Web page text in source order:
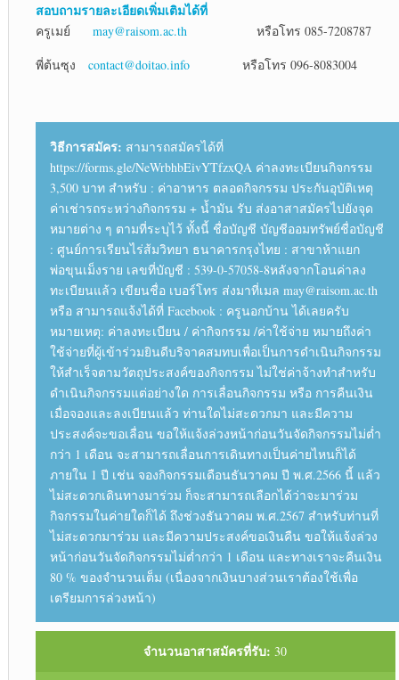
สอบถามรายละเอียดเพิ่มเติมได้ที่
ครูเมย์ may@raisom.ac.thหรือโทร 085-7208787
พี่ต้นซุง contact@doitao.infoหรือโทร 096-8083004
วิธีการสมัคร: สามารถสมัครได้ที่
https://forms.gle/NeWrbhbEivYTfzxQA ค่าลงทะเบียนกิจกรรม
3,500 บาท สำหรับ : ค่าอาหาร ตลอดกิจกรรม ประกันอุบัติเหตุ
ค่าเช่ารถระหว่างกิจกรรม + น้ำมัน รับ ส่งอาสาสมัครไปยังจุด
หมายต่าง ๆ ตามที่ระบุไว้ ทั้งนี้ ชื่อบัญชี บัญชีออมทรัพย์ชื่อบัญชี
: ศูนย์การเรียนไร่ส้มวิทยา ธนาคารกรุงไทย : สาขาห้าแยก
พ่อขุนเม็งราย เลขที่บัญชี : 539-0-57058-8หลังจากโอนค่าลง
ทะเบียนแล้ว เขียนชื่อ เบอร์โทร ส่งมาที่เมล may@raisom.ac.th
หรือ สามารถแจ้งได้ที่ Facebook : ครูนอกบ้าน ได้เลยครับ
หมายเหตุ: ค่าลงทะเบียน / ค่ากิจกรรม /ค่าใช้จ่าย หมายถึงค่า
ใช้จ่ายที่ผู้เข้าร่วมยินดีบริจาคสมทบเพื่อเป็นการดำเนินกิจกรรม
ให้สำเร็จตามวัตถุประสงค์ของกิจกรรม ไม่ใช่ค่าจ้างทำสำหรับ
ดำเนินกิจกรรมแต่อย่างใด การเลื่อนกิจกรรม หรือ การคืนเงิน
เมื่อจองและลงเบียนแล้ว ท่านใดไม่สะดวกมา และมีความ
ประสงค์จะขอเลื่อน ขอให้แจ้งล่วงหน้าก่อนวันจัดกิจกรรมไม่ต่ำ
กว่า 1 เดือน จะสามารถเลื่อนการเดินทางเป็นค่ายไหนก็ได้
ภายใน 1 ปี เช่น จองกิจกรรมเดือนธันวาคม ปี พ.ศ.2566 นี้ แล้ว
ไม่สะดวกเดินทางมาร่วม ก็จะสามารถเลือกได้ว่าจะมาร่วม
กิจกรรมในค่ายใดก็ได้ ถึงช่วงธันวาคม พ.ศ.2567 สำหรับท่านที่
ไม่สะดวกมาร่วม และมีความประสงค์ขอเงินคืน ขอให้แจ้งล่วง
หน้าก่อนวันจัดกิจกรรมไม่ต่ำกว่า 1 เดือน และทางเราจะคืนเงิน
80 % ของจำนวนเต็ม (เนื่องจากเงินบางส่วนเราต้องใช้เพื่อ
เตรียมการล่วงหน้า)
จำนวนอาสาสมัครที่รับ: 30